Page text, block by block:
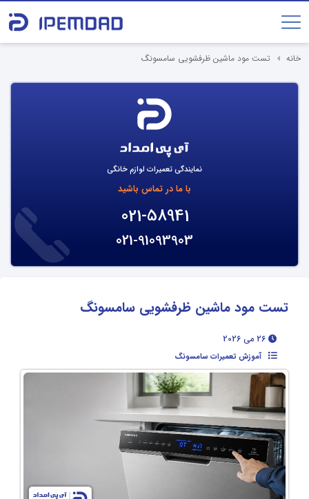
خانه تست مود ماشین ظرفشویی سامسونگ
نمایندگی تعمیرات لوازم خانگی
با ما در تماس باشید
021-58941
021-91093903
تست مود ماشین ظرفشویی سامسونگ
آموزش تعمیرات سامسونگ